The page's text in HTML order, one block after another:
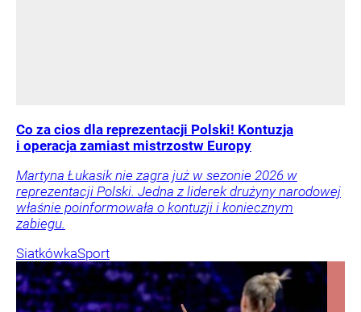
Co za cios dla reprezentacji Polski! Kontuzja
i operacja zamiast mistrzostw Europy
Martyna Łukasik nie zagra już w sezonie 2026 w
reprezentacji Polski. Jedna z liderek drużyny narodowej
właśnie poinformowała o kontuzji i koniecznym
zabiegu.
SiatkówkaSport